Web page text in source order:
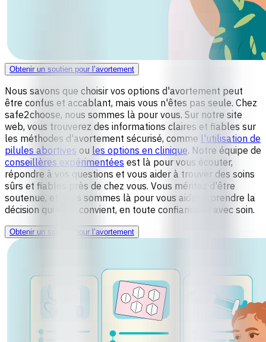
Obtenir un soutien pour l’avortement
Nous savons que choisir vos options d'avortement peut
être confus et accablant, mais vous n'êtes pas seule. Chez
safe2choose, nous sommes là pour vous. Sur notre site
web, vous trouverez des informations claires et fiables sur
les méthodes d'avortement sécurisé, comme l'utilisation de
pilules abortives ou les options en clinique. Notre équipe de
conseillères expérimentées est là pour vous écouter,
répondre à vos questions et vous aider à trouver des soins
sûrs et fiables près de chez vous. Vous méritez d'être
soutenue, et nous sommes là pour vous aider à prendre la
décision qui vous convient, en toute confiance et avec soin.
Obtenir un soutien pour l’avortement